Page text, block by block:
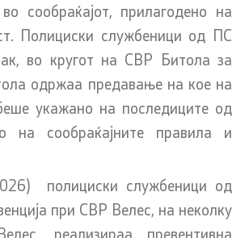
сообраќајот, прилагодено на
Полициски службеници од ПС
во кругот на СВР Битола за
одржаа предавање на кое на
укажано на последиците од
на сообраќајните правила и
полициски службеници од
при СВР Велес, на неколку
реализираа превентивна